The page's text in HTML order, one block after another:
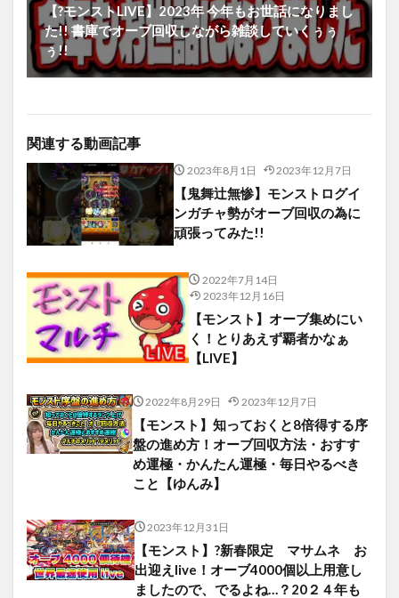
【?モンストLIVE】2023年 今年もお世話になりまし
た!! 書庫でオーブ回収しながら雑談していくぅぅ
ぅ!!
関連する動画記事
2023年8月1日 2023年12月7日
【鬼舞辻無惨】モンストログイ
ンガチャ勢がオーブ回収の為に
頑張ってみた!!
2022年7月14日
2023年12月16日
【モンスト】オーブ集めにい
く！とりあえず覇者かなぁ
【LIVE】
2022年8月29日 2023年12月7日
【モンスト】知っておくと8倍得する序
盤の進め方！オーブ回収方法・おすす
め運極・かんたん運極・毎日やるべき
こと【ゆんみ】
2023年12月31日
【モンスト】?新春限定 マサムネ お
出迎えlive！オーブ4000個以上用意し
ましたので、でるよね…？20２４年も